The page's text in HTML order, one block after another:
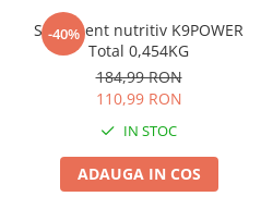
-40%
Supliment nutritiv K9POWER
Total 0,454KG
184,99 RON
110,99 RON
IN STOC
ADAUGA IN COS